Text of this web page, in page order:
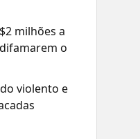
milhões a
o
violento e